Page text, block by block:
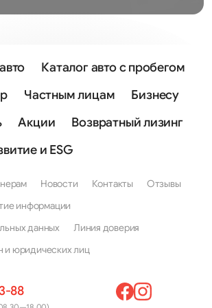
о лизинге, оставляйте заявку на сайте и
проконсультируют вас по сбору
платежей, авансу и пр.
Каталог авто с пробегом
Частным лицам
Бизнесу
Акции
Возвратный лизинг
и ESG
Новости Контакты
Отзывы
информации
данных
Линия доверия
и юридических лиц
88